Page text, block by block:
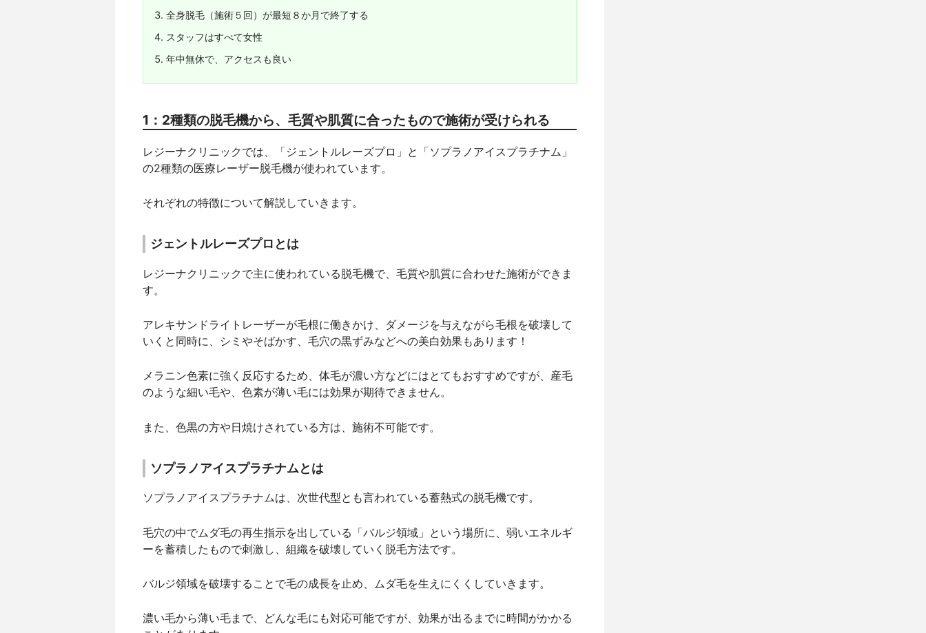
全身脱毛（施術５回）が最短８か月で終了する
スタッフはすべて女性
年中無休で、アクセスも良い
1：2種類の脱毛機から、毛質や肌質に合ったもので施術が受けられる
レジーナクリニックでは、「ジェントルレーズプロ」と「ソプラノアイスプラチナム」
の2種類の医療レーザー脱毛機が使われています。
それぞれの特徴について解説していきます。
ジェントルレーズプロとは
レジーナクリニックで主に使われている脱毛機で、毛質や肌質に合わせた施術ができま
す。
アレキサンドライトレーザーが毛根に働きかけ、ダメージを与えながら毛根を破壊して
いくと同時に、シミやそばかす、毛穴の黒ずみなどへの美白効果もあります！
メラニン色素に強く反応するため、体毛が濃い方などにはとてもおすすめですが、産毛
のような細い毛や、色素が薄い毛には効果が期待できません。
また、色黒の方や日焼けされている方は、施術不可能です。
ソプラノアイスプラチナムとは
ソプラノアイスプラチナムは、次世代型とも言われている蓄熱式の脱毛機です。
毛穴の中でムダ毛の再生指示を出している「バルジ領域」という場所に、弱いエネルギ
ーを蓄積したもので刺激し、組織を破壊していく脱毛方法です。
バルジ領域を破壊することで毛の成長を止め、ムダ毛を生えにくくしていきます。
濃い毛から薄い毛まで、どんな毛にも対応可能ですが、効果が出るまでに時間がかかる